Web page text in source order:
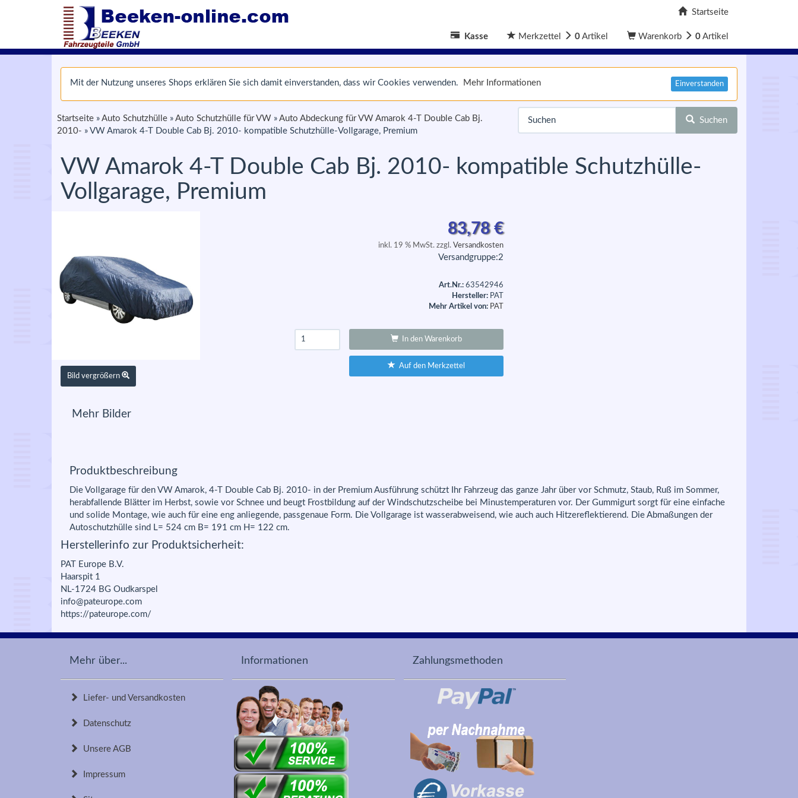
Startseite
Kasse Merkzettel 0 Artikel Warenkorb 0 Artikel
Mit der Nutzung unseres Shops erklären Sie sich damit einverstanden, dass wir Cookies verwenden. Mehr Informationen Einverstanden
Startseite » Auto Schutzhülle » Auto Schutzhülle für VW » Auto Abdeckung für VW Amarok 4-T Double Cab Bj.
2010- » VW Amarok 4-T Double Cab Bj. 2010- kompatible Schutzhülle-Vollgarage, Premium
Suchen
VW Amarok 4-T Double Cab Bj. 2010- kompatible Schutzhülle-
Vollgarage, Premium
Bild vergrößern
83,78€
inkl. 19 % MwSt. zzgl. Versandkosten
Versandgruppe:2
Art.Nr.: 63542946
Hersteller: PAT
Mehr Artikel von: PAT
In den Warenkorb
Auf den Merkzettel
Mehr Bilder
Produktbeschreibung
Die Vollgarage für den VW Amarok, 4-T Double Cab Bj. 2010- in der Premium Ausführung schützt Ihr Fahrzeug das ganze Jahr über vor Schmutz, Staub, Ruß im Sommer,
herabfallende Blätter im Herbst, sowie vor Schnee und beugt Frostbildung auf der Windschutzscheibe bei Minustemperaturen vor. Der Gummigurt sorgt für eine einfache
und solide Montage, wie auch für eine eng anliegende, passgenaue Form. Die Vollgarage ist wasserabweisend, wie auch auch Hitzereflektierend. Die Abmaßungen der
Autoschutzhülle sind L= 524 cm B= 191 cm H= 122 cm.
Herstellerinfo zur Produktsicherheit:
PAT Europe B.V.
Haarspit 1
NL-1724 BG Oudkarspel
info@pateurope.com
https://pateurope.com/
Mehr über...
Liefer- und Versandkosten
Datenschutz
Unsere AGB
Impressum
Informationen Zahlungsmethoden